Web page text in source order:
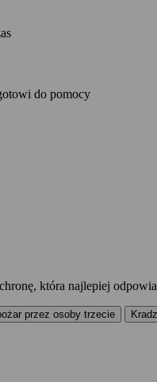
do pomocy
która najlepiej
przez osoby trzecie